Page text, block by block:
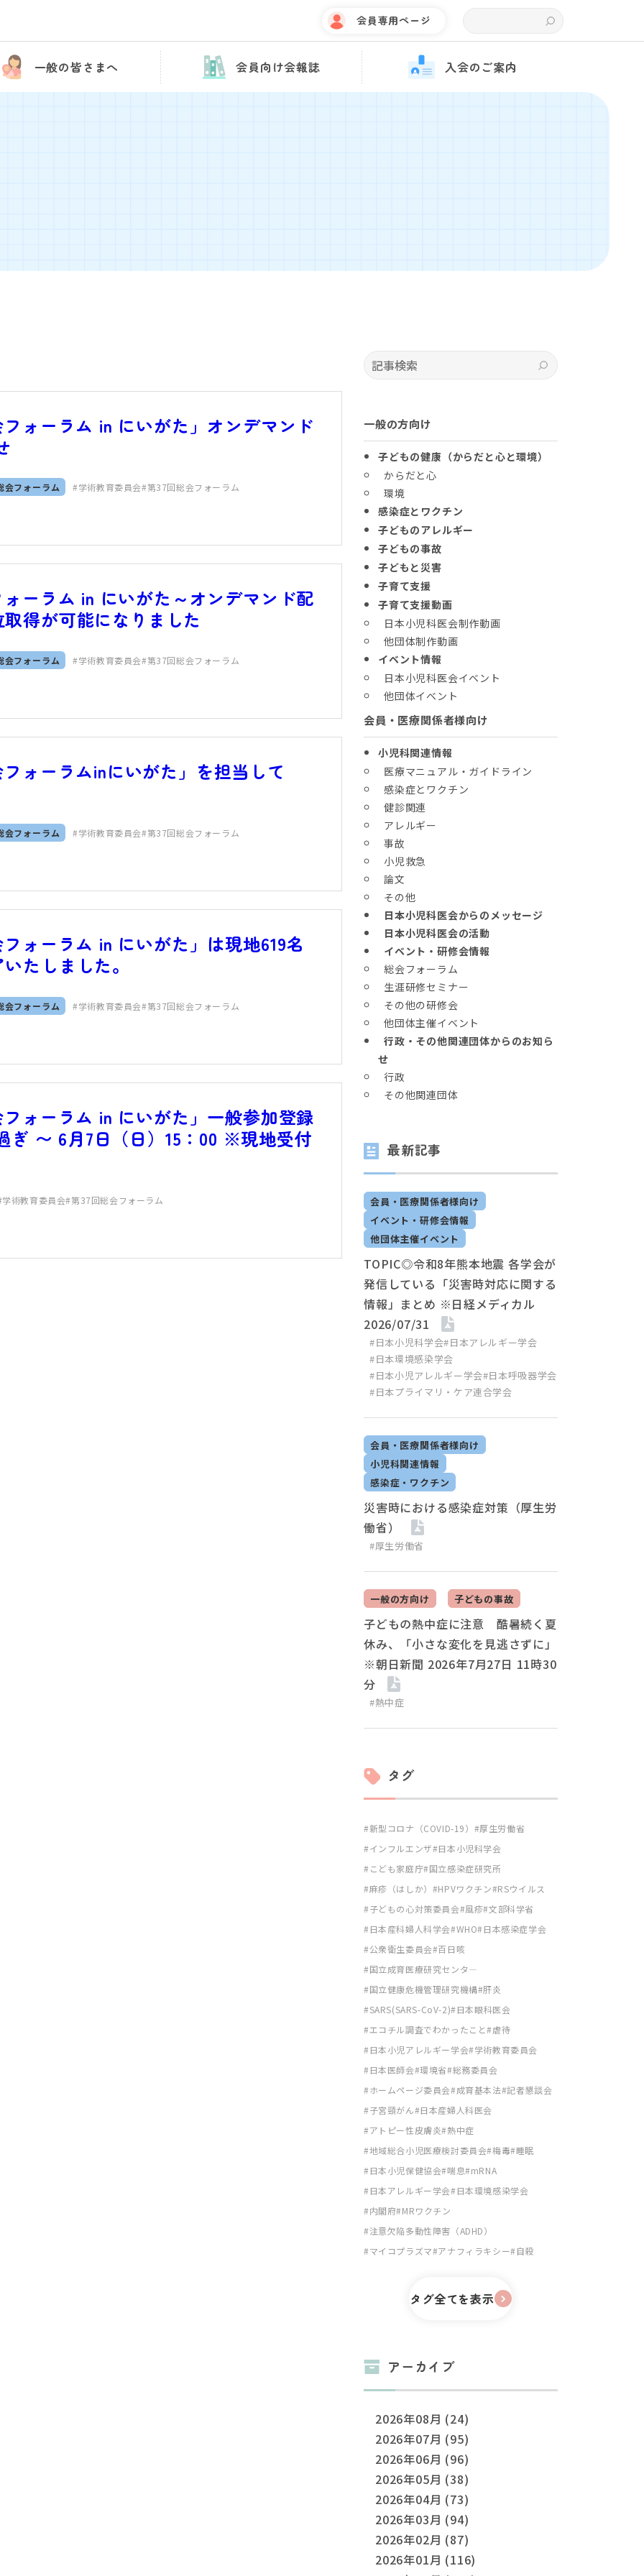
会員専用ページ
一般の皆さまへ 会員向け会報誌 入会のご案内
フォーラム in にいがた」オンデマンド
会フォーラム 学術教育委員会 第37回総会フォーラム
ーラム in にいがた～オンデマンド配
得が可能になりました
会フォーラム 学術教育委員会 第37回総会フォーラム
フォーラムinにいがた」を担当して
会フォーラム 学術教育委員会 第37回総会フォーラム
ォーラム in にいがた」は現地619名
たしました。
会フォーラム 学術教育委員会 第37回総会フォーラム
フォーラム in にいがた」一般参加登録
ぎ 〜 6月7日（日）15：00 ※現地受付
学術教育委員会 第37回総会フォーラム
記事検索
一般の方向け
子どもの健康（からだと心と環境）
からだと心
環境
感染症とワクチン
子どものアレルギー
子どもの事故
子どもと災害
子育て支援
子育て支援動画
日本小児科医会制作動画
他団体制作動画
イベント情報
日本小児科医会イベント
他団体イベント
会員・医療関係者様向け
小児科関連情報
医療マニュアル・ガイドライン
感染症とワクチン
健診関連
アレルギー
事故
小児救急
論文
その他
日本小児科医会からのメッセージ
日本小児科医会の活動
イベント・研修会情報
総会フォーラム
生涯研修セミナー
その他の研修会
他団体主催イベント
行政・その他関連団体からのお知ら
せ
行政
その他関連団体
最新記事
会員・医療関係者様向け
イベント・研修会情報
他団体主催イベント
#日本小児科学会#日本アレルギー学会
#日本環境感染学会
#日本小児アレルギー学会#日本呼吸器学会
#日本プライマリ・ケア連合学会
TOPIC◎令和8年熊本地震 各学会が
発信している「災害時対応に関する
情報」まとめ ※日経メディカル
2026/07/31
会員・医療関係者様向け
小児科関連情報
感染症・ワクチン
#厚生労働省
災害時における感染症対策（厚生労
働省）
一般の方向け 子どもの事故
#熱中症
子どもの熱中症に注意 酷暑続く夏
休み、「小さな変化を見逃さずに」
※朝日新聞 2026年7月27日 11時30
分
タグ
新型コロナ（COVID-19）
厚生労働省
インフルエンザ
日本小児科学会
こども家庭庁 国立感染症研究所
麻疹（はしか）
HPVワクチン RSウイルス
子どもの心対策委員会 風疹 文部科学省
日本産科婦人科学会 WHO 日本感染症学会
公衆衛生委員会 百日咳
国立成育医療研究センタ―
国立健康危機管理研究機構 肝炎
SARS(SARS-CoV-2) 日本眼科医会
エコチル調査でわかったこと 虐待
日本小児アレルギー学会 学術教育委員会
日本医師会 環境省 総務委員会
ホームページ委員会 成育基本法 記者懇談会
子宮頸がん
日本産婦人科医会
アトピー性皮膚炎 熱中症
地域総合小児医療検討委員会 梅毒 睡眠
日本小児保健協会 喘息 mRNA
日本アレルギー学会 日本環境感染学会
内閣府 MRワクチン
注意欠陥多動性障害（ADHD）
マイコプラズマ アナフィラキシー 自殺
タグ全てを表示
アーカイブ
2026年08月 (24)
2026年07月 (95)
2026年06月 (96)
2026年05月 (38)
2026年04月 (73)
2026年03月 (94)
2026年02月 (87)
2026年01月 (116)